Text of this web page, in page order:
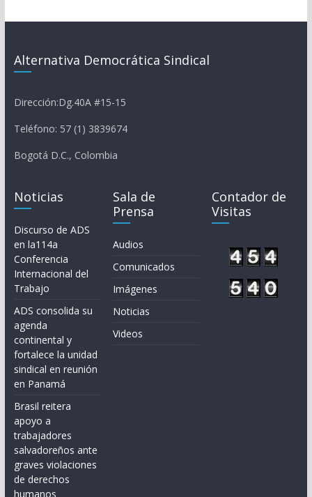
Alternativa Democrática Sindical
Dirección:Dg.40A #15-15
Teléfono: 57 (1) 3839674
Bogotá D.C., Colombia
Noticias
Discurso de ADS
en la114a
Conferencia
Internacional del
Trabajo
ADS consolida su
agenda
continental y
fortalece la unidad
sindical en reunión
en Panamá
Brasil reitera
apoyo a
trabajadores
salvadoreños ante
graves violaciones
de derechos
humanos
Sala de
Prensa
Audios
Comunicados
Imágenes
Noticias
Videos
Contador de
Visitas